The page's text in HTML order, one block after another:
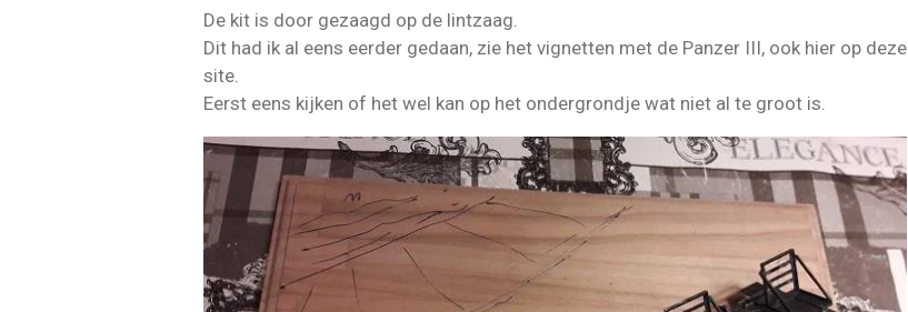
De kit is door gezaagd op de lintzaag.
Dit had ik al eens eerder gedaan, zie het vignetten met de Panzer III, ook hier op deze
site.
Eerst eens kijken of het wel kan op het ondergrondje wat niet al te groot is.